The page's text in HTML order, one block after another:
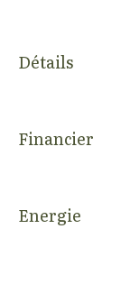
Détails
Financier
Energie